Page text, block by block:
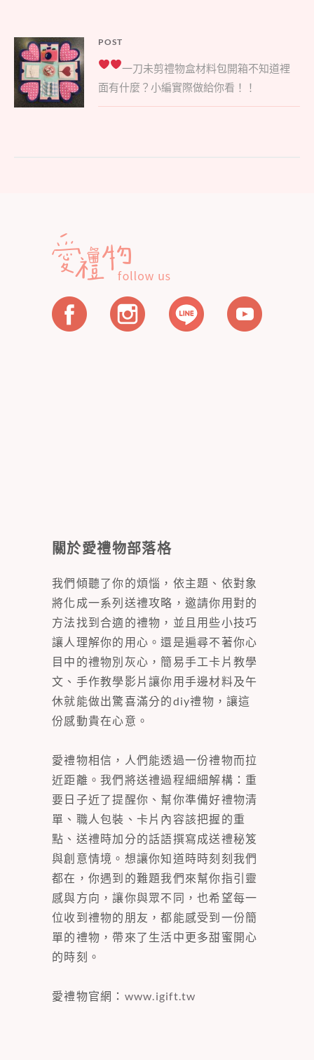
文
章
導
覽
POST
Parent
post:
一刀未剪禮物盒材料包開箱不知道裡
面有什麼？小編實際做給你看！！
關於愛禮物部落格
我們傾聽了你的煩惱，依主題、依對象
將化成一系列送禮攻略，邀請你用對的
方法找到合適的禮物，並且用些小技巧
讓人理解你的用心。還是遍尋不著你心
目中的禮物別灰心，簡易手工卡片教學
文、手作教學影片讓你用手邊材料及午
休就能做出驚喜滿分的diy禮物，讓這
份感動貴在心意。
愛禮物相信，人們能透過一份禮物而拉
近距離。我們將送禮過程細細解構：重
要日子近了提醒你、幫你準備好禮物清
單、職人包裝、卡片內容該把握的重
點、送禮時加分的話語撰寫成送禮秘笈
與創意情境。想讓你知道時時刻刻我們
都在，你遇到的難題我們來幫你指引靈
感與方向，讓你與眾不同，也希望每一
位收到禮物的朋友，都能感受到一份簡
單的禮物，帶來了生活中更多甜蜜開心
的時刻。
愛禮物官網： www.igift.tw